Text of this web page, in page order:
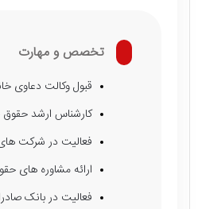
تخصص و مهارت
قبول وکالت دعاوی
کارشناس ارشد
فعالیت در شرکت
ارائه مشاوره های
فعالیت در بانک